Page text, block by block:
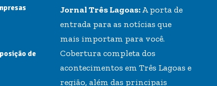
de
Jornal Três Lagoas:A porta de
entrada para as notícias que
mais importam para você.
Cobertura completa dos
acontecimentos em Três Lagoas e
região, além das principais